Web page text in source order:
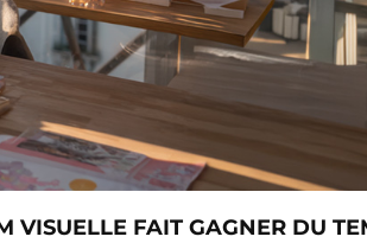
VISUELLE FAIT GAGNER DU